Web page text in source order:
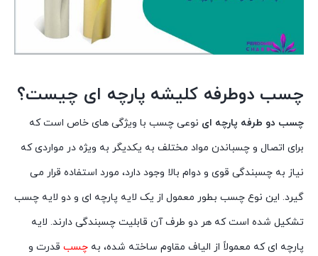
چسب دوطرفه کلیشه پارچه ای چیست؟
چسب دو طرفه پارچه ای نوعی چسب با ویژگی های خاص است که
برای اتصال و چسباندن مواد مختلف به یکدیگر به ویژه در مواردی که
نیاز به چسبندگی قوی و دوام بالا وجود دارد، مورد استفاده قرار می
گیرد. این نوع چسب بطور معمول از یک لایه پارچه ای و دو لایه چسب
تشکیل شده است که هر دو طرف آن قابلیت چسبندگی دارند. لایه
پارچه ای که معمولاً از الیاف مقاوم ساخته شده، به چسب قدرت و